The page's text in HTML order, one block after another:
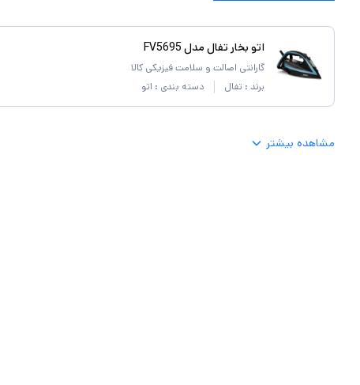
اتو بخار تفال مدل FV5695
گارانتی اصالت و سلامت فیزیکی کالا
برند : تفال دسته بندی : اتو
مشاهده بیشتر